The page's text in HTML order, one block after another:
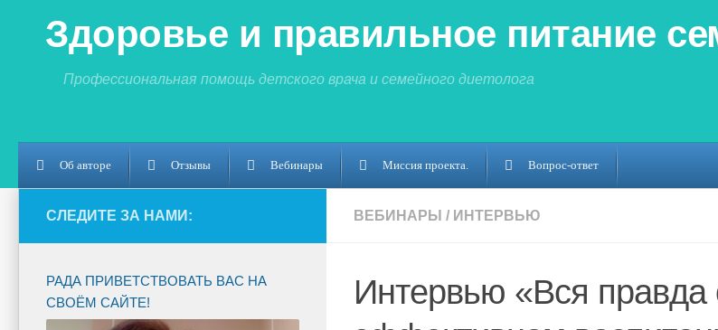
Здоровье и правильное питание
Профессиональная помощь детского врача и семейного диетолога
Об авторе Отзывы Вебинары Миссия проекта. Вопрос-ответ
ВЕБИНАРЫ / ИНТЕРВЬЮ
Интервью «Вся правда
СЛЕДИТЕ ЗА НАМИ:
РАДА ПРИВЕТСТВОВАТЬ ВАС НА
СВОЁМ САЙТЕ!